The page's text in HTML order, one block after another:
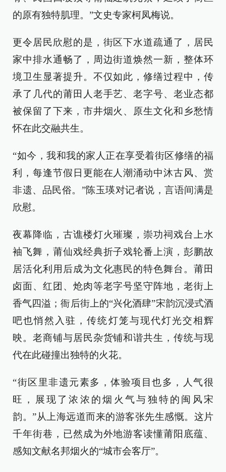
的原有独特肌理。”文史专家柯凤梅说。
更令居民欣慰的是，街区下水道疏通了，居民
家中排水通畅了，周边街道焕然一新，整体环
境卫生显著提升。不仅如此，修缮过程中，传
承了几代的莆田人老手艺、老字号、老业态都
被保留了下来，市井烟火、原生文化和乡愁情
怀在此交融共生。
“如今，我和我的家人正在享受着街区修缮的福
利，每逢节假日更能在人潮涌动中沐古风、赏
非遗、品民俗。”陈玉瑛对记者说，言语间满是
欣慰。
夜幕降临，古谯楼灯火璀璨，崇功祠戏台上水
袖飞舞，莆仙戏经典折子戏轮番上演，彭鹏故
居活化利用后成为文化惠民的特色舞台。莆田
卤面、红团、炝肉等老字号坚守阵地，老街上
香气四溢；衙后街上的“兴化酒肆”宋韵沉浸式酒
吧也悄然入驻，传统灯笼与现代灯光交相辉
映。老商铺与居民杂货铺和谐共生，传统与现
代在此碰撞出独特的火花。
“街区里非遗元素多，体验项目也多，人气很
旺，展现了浓浓的烟火气与独特的闽风宋
韵。”从上海远道而来的游客张先生感慨。这片
千年街巷，已然成为外地游客读懂莆阳底蕴、
感知文献名邦烟火的“城市会客厅”。